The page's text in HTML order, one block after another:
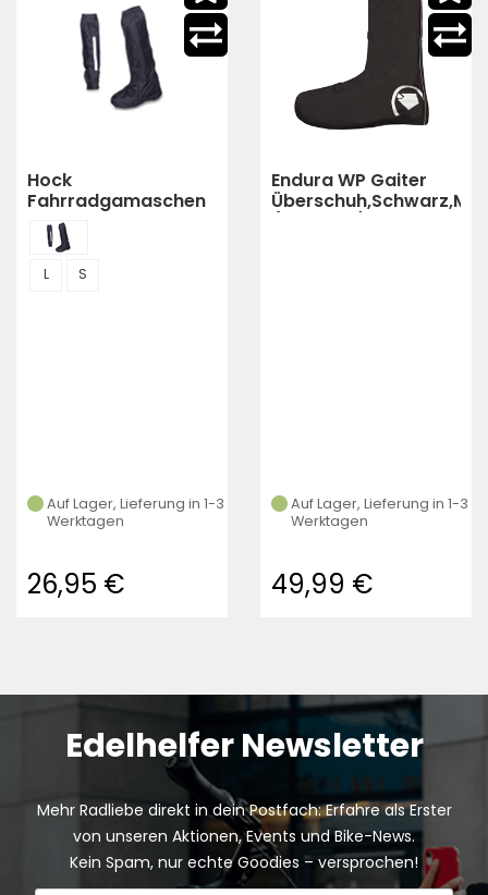
Hock
Fahrradgamaschen
Hock Gamas
schwarz Gr.L= 42-
44,5
L S
Auf Lager, Lieferung in 1-3
Werktagen
26,95 €
Endura WP Gaiter
Auf Lager, Lieferung in 1-3
Werktagen
49,99 €
Edelhelfer Newsletter
Mehr Radliebe direkt in dein Postfach: Erfahre als Erster
von unseren Aktionen, Events und Bike-News.
Kein Spam, nur echte Goodies – versprochen!